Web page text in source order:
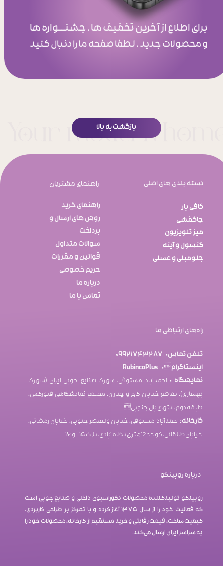
برای اطلاع از آخرین تخفیف ها ، جشنــواره ها
و محصولات جدید ، لطفا صفحه ما را دنبال کنید
بازگشت به بالا
دسته بندی های اصلی
راه‌های ارتباطی ما
کافی بار
جاکفشی
میز تلویزیون
کنسول و آینه
جلومبلی و عسلی
راهنمای خرید
روش های ارسال و
پرداخت
سوالات متداول
قوانین و مقررات
​​​​​​​حریم خصوصی
درباره ما
تماس با ما
تلفن‌ تماس: ۰۹۹۲۱۷۴۳۲۸۷​​​​​​​
اینستاگرام: RubincoPlus
نمایشگاه : احمدآباد مستوفی، شهرک صنایع چوبی ایران (شهرک
بهسازی)، تقاطع خیابان کاج و چناران، مجتمع نمایشگاهی فیورکس،
طبقه دوم، انتهای بال جنوبی
کارخانه: احمدآباد مستوفی، خیابان ولیعصر جنوبی، خیابان رمضانی،
خیابان طالقانی، کوچه 12متری نظام آبادی، پلاک۱۵ و ۱۶
درباره روبینکو
روبینکو تولیدکننده محصولات دکوراسیون داخلی و صنایع چوبی است
که فعالیت خود را از سال ۱۳۷۵ آغاز کرده و با تمرکز بر طراحی کاربردی،
کیفیت ساخت، قیمت رقابتی و خرید مستقیم از کارخانه، محصولات خود را
به سراسر ایران ارسال می‌کند.
راهنمای مشتریان